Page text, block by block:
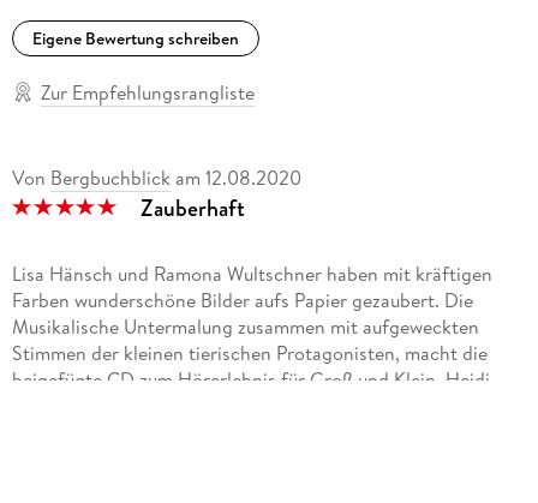
Eigene Bewertung schreiben
Zur Empfehlungsrangliste
Von Bergbuchblick am 12.08.2020
Zauberhaft
Lisa Hänsch und Ramona Wultschner haben mit kräftigen
Farben wunderschöne Bilder aufs Papier gezaubert. Die
Musikalische Untermalung zusammen mit aufgeweckten
Stimmen der kleinen tierischen Protagonisten, macht die
beigefügte CD zum Hörerlebnis für Groß und Klein. Heidi